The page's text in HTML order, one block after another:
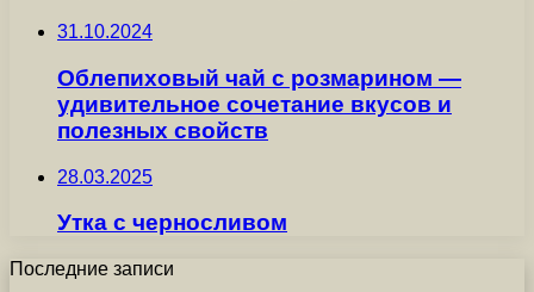
31.10.2024
Облепиховый чай с розмарином —
удивительное сочетание вкусов и
полезных свойств
28.03.2025
Утка с черносливом
Последние записи